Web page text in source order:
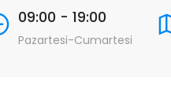
09:00 - 19:00
Pazartesi-Cumartesi